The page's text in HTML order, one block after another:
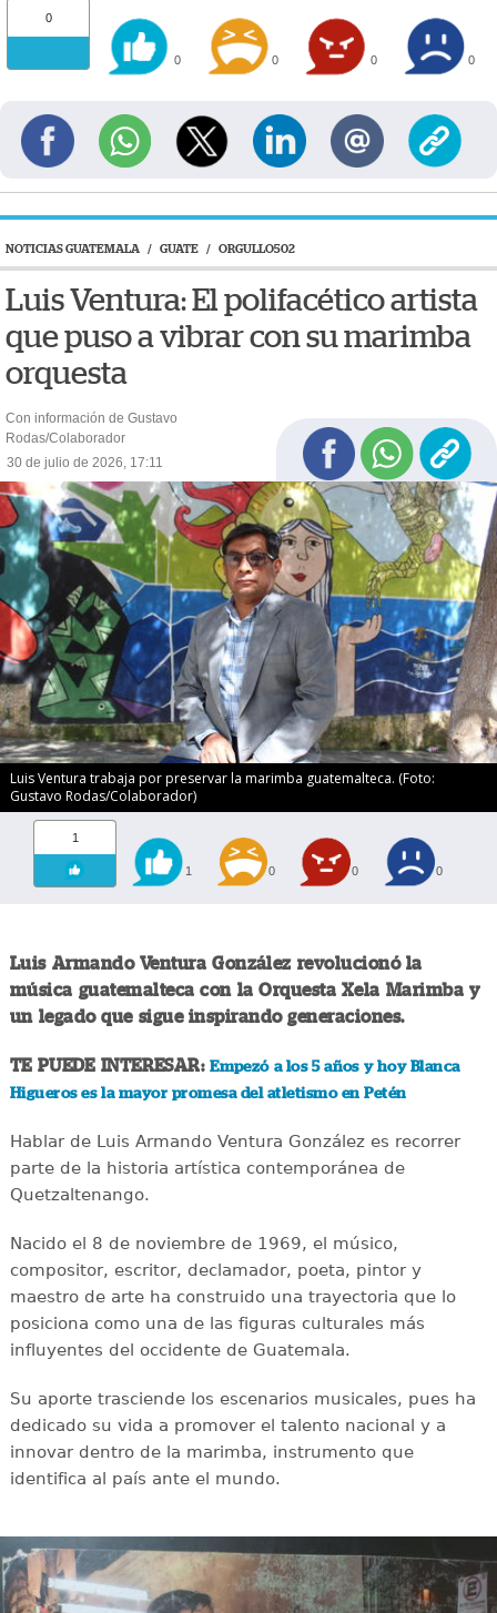
0
0 0 0 0
NOTICIAS GUATEMALA / GUATE / ORGULLO502
Luis Ventura: El polifacético artista
que puso a vibrar con su marimba
orquesta
Con información de Gustavo
Rodas/Colaborador
30 de julio de 2026, 17:11
Luis Ventura trabaja por preservar la marimba guatemalteca. (Foto:
Gustavo Rodas/Colaborador)
1
1 0 0 0
Luis Armando Ventura González revolucionó la
música guatemalteca con la Orquesta Xela Marimba y
un legado que sigue inspirando generaciones.
TE PUEDE INTERESAR:Empezó a los 5 años y hoy Blanca
Higueros es la mayor promesa del atletismo en Petén
Hablar de Luis Armando Ventura González es recorrer
parte de la historia artística contemporánea de
Quetzaltenango.
Nacido el 8 de noviembre de 1969, el músico,
compositor, escritor, declamador, poeta, pintor y
maestro de arte ha construido una trayectoria que lo
posiciona como una de las figuras culturales más
influyentes del occidente de Guatemala.
Su aporte trasciende los escenarios musicales, pues ha
dedicado su vida a promover el talento nacional y a
innovar dentro de la marimba, instrumento que
identifica al país ante el mundo.